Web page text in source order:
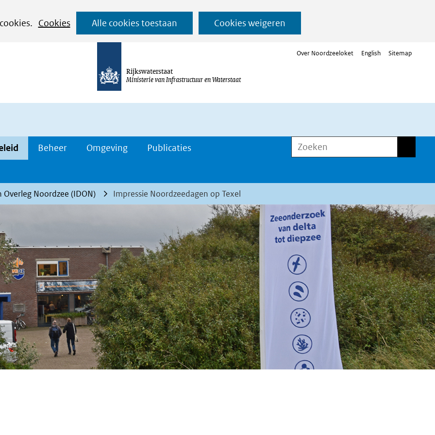
Cookies
Alle cookies toestaan Cookies weigeren
Ga
naar
de
Rijkswaterstaat
Ministerie van Infrastructuur en Waterstaat
Over Noordzeeloket English Sitemap
Beheer Omgeving Publicaties Zoeken
Noordzee (IDON) Impressie Noordzeedagen op Texel